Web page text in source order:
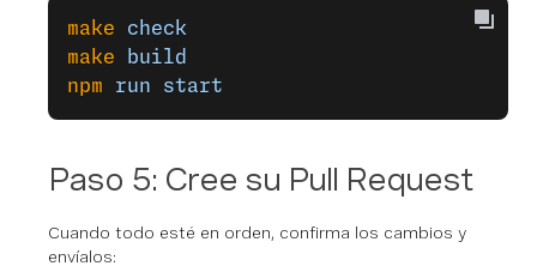
make check
make build
npm run start
Paso 5: Cree su Pull Request
Cuando todo esté en orden, confirma los cambios y
envíalos: